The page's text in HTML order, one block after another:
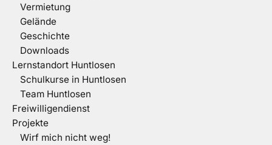
Vermietung
Gelände
Geschichte
Downloads
Lernstandort Huntlosen
Schulkurse in Huntlosen
Team Huntlosen
Freiwilligendienst
Projekte
Wirf mich nicht weg!